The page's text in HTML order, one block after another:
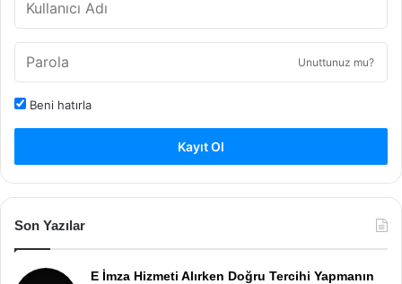
Unuttunuz mu?
Beni hatırla
Kayıt Ol
Son Yazılar
E İmza Hizmeti Alırken Doğru Tercihi Yapmanın